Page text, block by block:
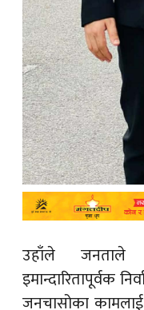
उहाँले जनताले
इमान्दारितापूर्वक
जनचासोका कामलाई